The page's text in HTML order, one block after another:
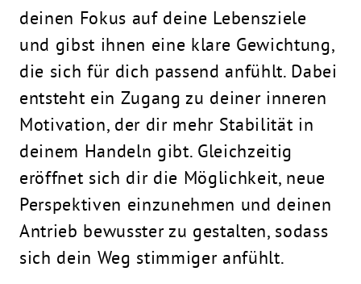
deinen Fokus auf deine Lebensziele
und gibst ihnen eine klare Gewichtung,
die sich für dich passend anfühlt. Dabei
entsteht ein Zugang zu deiner inneren
Motivation, der dir mehr Stabilität in
deinem Handeln gibt. Gleichzeitig
eröffnet sich dir die Möglichkeit, neue
Perspektiven einzunehmen und deinen
Antrieb bewusster zu gestalten, sodass
sich dein Weg stimmiger anfühlt.